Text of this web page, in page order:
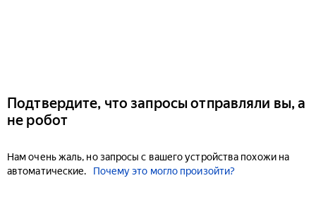
Подтвердите, что запросы отправляли вы, а
не робот
Нам очень жаль, но запросы с вашего устройства похожи на
автоматические.
Почему это могло произойти?